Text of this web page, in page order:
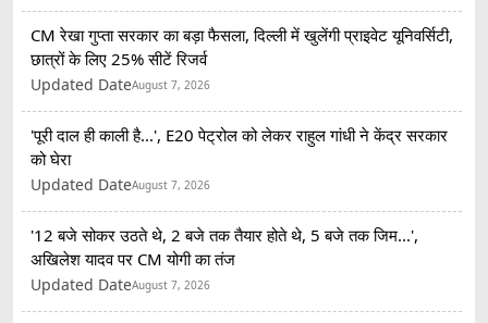
CM रेखा गुप्ता सरकार का बड़ा फैसला, दिल्ली में खुलेंगी प्राइवेट यूनिवर्सिटी,
छात्रों के लिए 25% सीटें रिजर्व
Updated DateAugust 7, 2026
'पूरी दाल ही काली है...', E20 पेट्रोल को लेकर राहुल गांधी ने केंद्र सरकार
को घेरा
Updated DateAugust 7, 2026
'12 बजे सोकर उठते थे, 2 बजे तक तैयार होते थे, 5 बजे तक जिम...',
अखिलेश यादव पर CM योगी का तंज
Updated DateAugust 7, 2026